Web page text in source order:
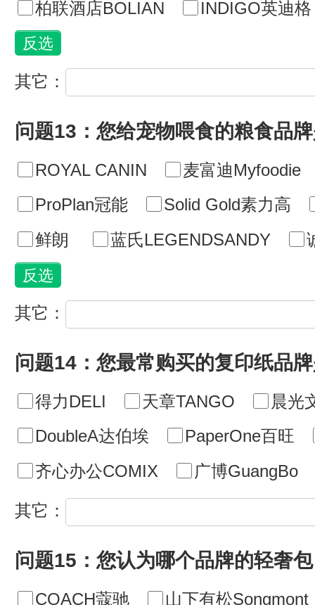
柏联酒店BOLIAN
INDIGO英迪格
其它：
问题13：您给宠物喂食的粮食品
ROYAL CANIN
麦富迪Myfoodie
ProPlan冠能
Solid Gold素力高
鲜朗
蓝氏LEGENDSANDY
其它：
问题14：您最常购买的复印纸品
得力DELI 天章TANGO
晨光
DoubleA达伯埃
PaperOne百旺
齐心办公COMIX
广博GuangBo
其它：
问题15：您认为哪个品牌的轻奢
COACH蔻驰
山下有松Songmont